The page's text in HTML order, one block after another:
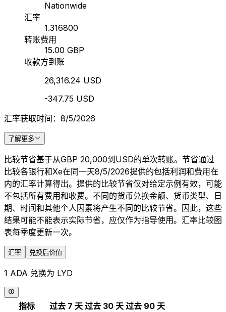
Nationwide
汇率
1.316800
转账费用
15.00 GBP
收款方到账
26,316.24 USD
-347.75 USD
汇率获取时间：8/5/2026
了解更多
比较节省基于从GBP 20,000到USD的单次转账。节省通过
比较各银行和Xe在同一天8/5/2026提供的包括利润和费用在
内的汇率计算得出。提供的比较节省仅对给定示例有效，可能
不包括所有费用和收费。不同的货币兑换金额、货币类型、日
期、时间和其他个人因素将产生不同的比较节省。因此，这些
结果可能不能表示实际节省，应仅作为指导使用。汇率比较图
表每季度更新一次。
汇率 兑换后价值
1 ADA 兑换为 LYD
指标 过去 7 天 过去 30 天 过去 90 天